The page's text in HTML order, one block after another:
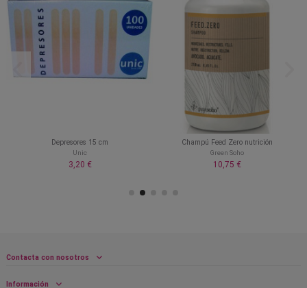
Depresores 15 cm
Unic
3,20 €
Champú Feed Zero nutrición
Green Soho
10,75 €
Contacta con nosotros
Información